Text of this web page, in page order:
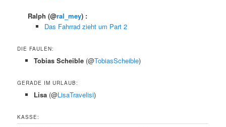
Ralph(@ral_mey) :
Das Fahrrad zieht um Part 2
DIE FAULEN:
Tobias Scheible (@TobiasScheible)
GERADE IM URLAUB:
Lisa (@LisaTravelisi)
KASSE: